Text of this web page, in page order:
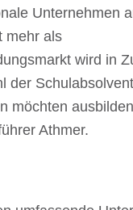
Unter­neh­men
mehr als
wird in
der
möch­ten
Athmer.